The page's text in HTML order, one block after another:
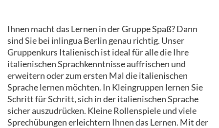
Ihnen macht das Lernen in der Gruppe Spaß? Dann
sind Sie bei inlingua Berlin genau richtig. Unser
Gruppenkurs Italienisch ist ideal für alle die Ihre
italienischen Sprachkenntnisse auffrischen und
erweitern oder zum ersten Mal die italienischen
Sprache lernen möchten. In Kleingruppen lernen Sie
Schritt für Schritt, sich in der italienischen Sprache
sicher auszudrücken. Kleine Rollenspiele und viele
Sprechübungen erleichtern Ihnen das Lernen. Mit der